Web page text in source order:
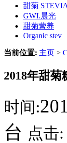
甜菊
GWI.晨光
甜菊营养
Organic stev
当前位置: 主页 >
2018年甜菊
时间:
台 点击: